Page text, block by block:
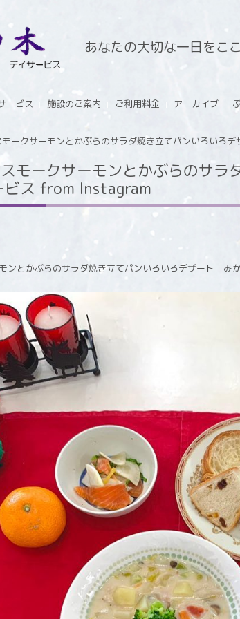
あなたの大切な一日をこ
ービス 施設のご案内 ご利用料金 アーカイブ
モークサーモンとかぶらのサラダ焼き立てパンいろい
モークサーモンとかぶらのサ
ビス from Instagram
ンとかぶらのサラダ焼き立てパンいろいろデザート み